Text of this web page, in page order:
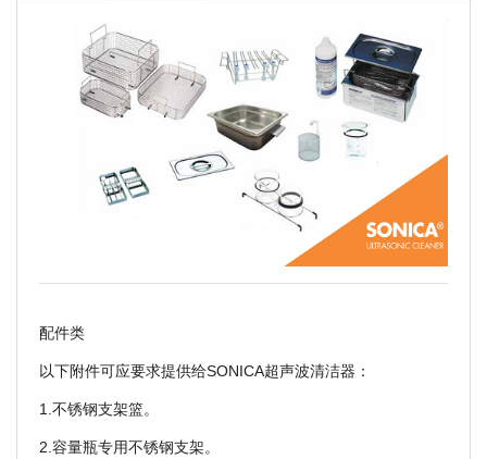
配件类
以下附件可应要求提供给SONICA超声波清洁器：
1.不锈钢支架篮。
2.容量瓶专用不锈钢支架。